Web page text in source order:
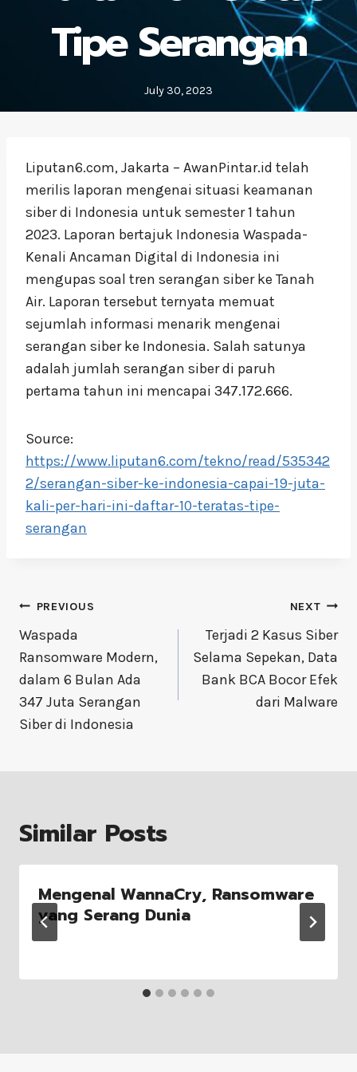
Tipe Serangan
July 30, 2023
Liputan6.com, Jakarta – AwanPintar.id telah
merilis laporan mengenai situasi keamanan
siber di Indonesia untuk semester 1 tahun
2023. Laporan bertajuk Indonesia Waspada-
Kenali Ancaman Digital di Indonesia ini
mengupas soal tren serangan siber ke Tanah
Air. Laporan tersebut ternyata memuat
sejumlah informasi menarik mengenai
serangan siber ke Indonesia. Salah satunya
adalah jumlah serangan siber di paruh
pertama tahun ini mencapai 347.172.666.
Source:
https://www.liputan6.com/tekno/read/535342
2/serangan-siber-ke-indonesia-capai-19-juta-
kali-per-hari-ini-daftar-10-teratas-tipe-
serangan
Post
navigation
PREVIOUS
Waspada
Ransomware Modern,
dalam 6 Bulan Ada
347 Juta Serangan
Siber di Indonesia
NEXT
Terjadi 2 Kasus Siber
Selama Sepekan, Data
Bank BCA Bocor Efek
dari Malware
Similar Posts
Mengenal WannaCry, Ransomware
yang Serang Dunia